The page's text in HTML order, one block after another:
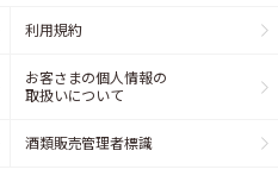
利用規約
お客さまの個人情報の
取扱いについて
酒類販売管理者標識